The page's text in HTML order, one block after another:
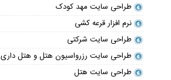
طراحی سایت مهد کودک
نرم افزار قرعه کشی
طراحی سایت شرکتی
طراحی سایت رزرواسیون هتل و هتل داری
طراحی سایت هتل